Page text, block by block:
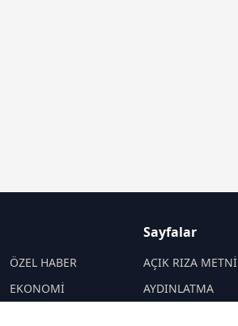
ÖZEL HABER
EKONOMİ
Sayfalar
AÇIK RIZA METNİ
AYDINLATMA